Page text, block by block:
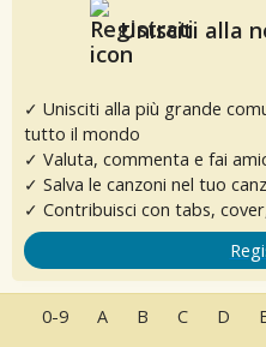
Unisciti alla
✓ Unisciti alla più grande
tutto il mondo
✓ Valuta, commenta e fai
✓ Salva le canzoni nel tuo
✓ Contribuisci con tabs,
0-9 A B C D